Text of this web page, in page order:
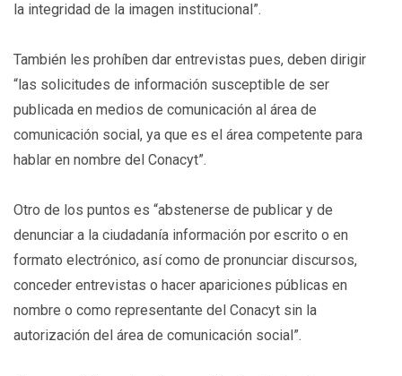
la integridad de la imagen institucional”.
También les prohíben dar entrevistas pues, deben dirigir
“las solicitudes de información susceptible de ser
publicada en medios de comunicación al área de
comunicación social, ya que es el área competente para
hablar en nombre del Conacyt”.
Otro de los puntos es “abstenerse de publicar y de
denunciar a la ciudadanía información por escrito o en
formato electrónico, así como de pronunciar discursos,
conceder entrevistas o hacer apariciones públicas en
nombre o como representante del Conacyt sin la
autorización del área de comunicación social”.